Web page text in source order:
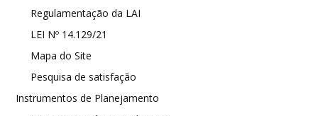
Regulamentação da LAI
LEI Nº 14.129/21
Mapa do Site
Pesquisa de satisfação
Instrumentos de Planejamento